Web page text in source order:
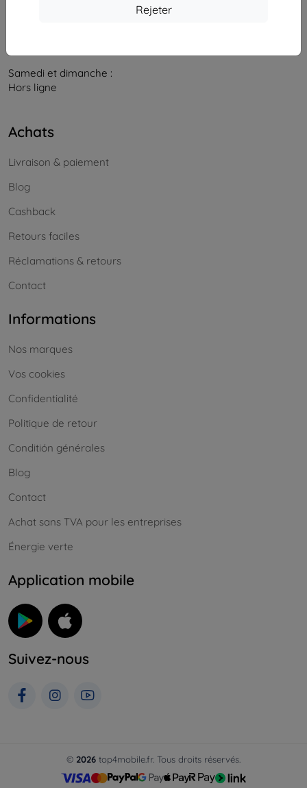
Rejeter
Samedi et dimanche :
Hors ligne
Achats
Livraison & paiement
Blog
Cashback
Retours faciles
Réclamations & retours
Contact
Informations
Nos marques
Vos cookies
Confidentialité
Politique de retour
Conditión générales
Blog
Contact
Achat sans TVA pour les entreprises
Énergie verte
Application mobile
Suivez-nous
© 2026 top4mobile.fr. Tous droits réservés.